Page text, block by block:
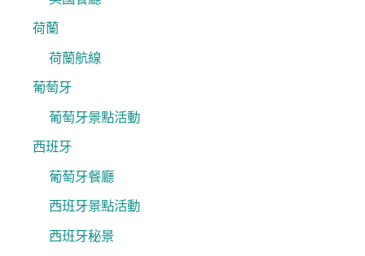
荷蘭
荷蘭航線
葡萄牙
葡萄牙景點活動
西班牙
葡萄牙餐廳
西班牙景點活動
西班牙秘景